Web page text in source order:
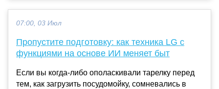
07:00, 03 Июл
Пропустите подготовку: как техника LG с
функциями на основе ИИ меняет быт
Если вы когда-либо ополаскивали тарелку перед
тем, как загрузить посудомойку, сомневались в